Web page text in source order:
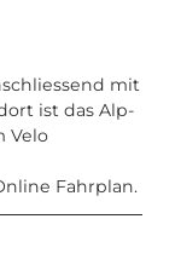
mit
ist das Alp-
Velo
Fahrplan.